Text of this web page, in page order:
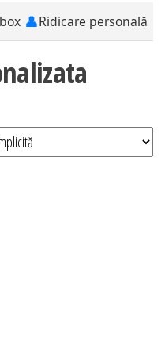
👤Ridicare personală